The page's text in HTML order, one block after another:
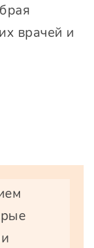
врачей и